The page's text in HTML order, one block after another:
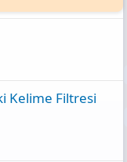
Kelime Filtresi